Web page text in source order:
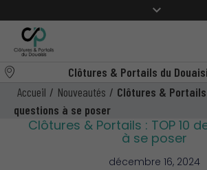
Clôtures & Portails du
Accueil / Nouveautés / Clôtures & Portails
questions à se poser
Clôtures & Portails : TOP 10
à se poser
décembre 16, 2024